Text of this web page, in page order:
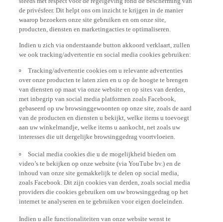
de privésfeer. Dit helpt ons om inzicht te krijgen in de manier
waarop bezoekers onze site gebruiken en om onze site,
producten, diensten en marketingacties te optimaliseren.
Indien u zich via onderstaande button akkoord verklaart, zullen
we ook tracking/advertentie en social media cookies gebruiken:
Tracking/advertentie cookies om u relevante advertenties
over onze producten te laten zien en u op de hoogte te brengen
van diensten op maat via onze website en op sites van derden,
met inbegrip van social media platformen zoals Facebook,
gebaseerd op uw browsinggewoonten op onze site, zoals de aard
van de producten en diensten u bekijkt, welke items u toevoegt
aan uw winkelmandje, welke items u aankocht, net zoals uw
interesses die uit dergelijke browsinggedrag voortvloeien.
Social media cookies die u de mogelijkheid bieden om
video’s te bekijken op onze website (via YouTube bv.) en de
inhoud van onze site gemakkelijk te delen op social media,
zoals Facebook. Dit zijn cookies van derden, zoals social media
providers die cookies gebruiken om uw browsinggedrag op het
internet te analyseren en te gebruiken voor eigen doeleinden.
Indien u alle functionaliteiten van onze website wenst te